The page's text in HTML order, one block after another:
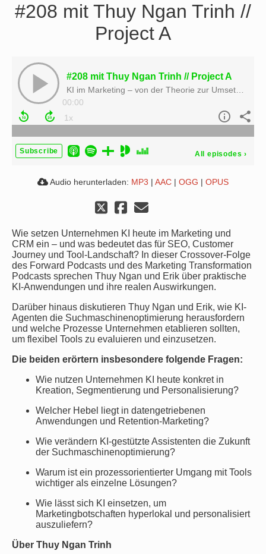
#208 mit Thuy Ngan Trinh //
Project A
#208 mit Thuy Ngan Trinh // Project A
00:00
Subscribe All episodes ›
Audio herunterladen: MP3 | AAC | OGG | OPUS
Wie setzen Unternehmen KI heute im Marketing und
CRM ein – und was bedeutet das für SEO, Customer
Journey und Tool-Landschaft? In dieser Crossover-Folge
des Forward Podcasts und des Marketing Transformation
Podcasts sprechen Thuy Ngan und Erik über praktische
KI-Anwendungen und ihre realen Auswirkungen.
Darüber hinaus diskutieren Thuy Ngan und Erik, wie KI-
Agenten die Suchmaschinenoptimierung herausfordern
und welche Prozesse Unternehmen etablieren sollten,
um flexibel Tools zu evaluieren und einzusetzen.
Die beiden erörtern insbesondere folgende Fragen:
Wie nutzen Unternehmen KI heute konkret in
Kreation, Segmentierung und Personalisierung?
Welcher Hebel liegt in datengetriebenen
Anwendungen und Retention-Marketing?
Wie verändern KI-gestützte Assistenten die Zukunft
der Suchmaschinenoptimierung?
Warum ist ein prozessorientierter Umgang mit Tools
wichtiger als einzelne Lösungen?
Wie lässt sich KI einsetzen, um
Marketingbotschaften hyperlokal und personalisiert
auszuliefern?
Über Thuy Ngan Trinh